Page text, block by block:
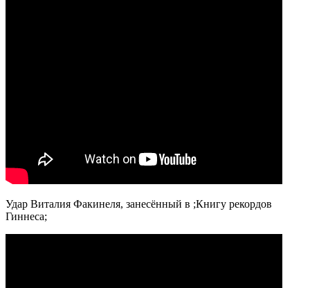
Удар Виталия Факинеля, занесённый в ;Книгу рекордов
Гиннеса;